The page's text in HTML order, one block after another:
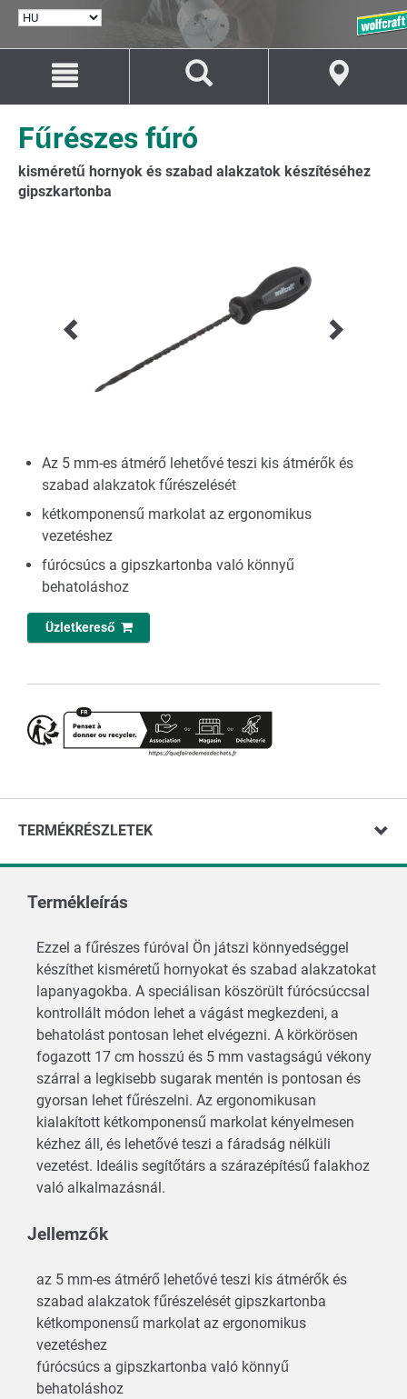
KIVÁLASZTÁSA
tartalomhoz
navigációhoz
Fűrészes fúró
kisméretű hornyok és szabad alakzatok készítéséhez
gipszkartonba
Az 5 mm-es átmérő lehetővé teszi kis átmérők és
szabad alakzatok fűrészelését
kétkomponensű markolat az ergonomikus
vezetéshez
fúrócsúcs a gipszkartonba való könnyű
behatoláshoz
Üzletkereső
TERMÉKRÉSZLETEK
Termékleírás
Ezzel a fűrészes fúróval Ön játszi könnyedséggel
készíthet kisméretű hornyokat és szabad alakzatokat
lapanyagokba. A speciálisan köszörült fúrócsúccsal
kontrollált módon lehet a vágást megkezdeni, a
behatolást pontosan lehet elvégezni. A körkörösen
fogazott 17 cm hosszú és 5 mm vastagságú vékony
szárral a legkisebb sugarak mentén is pontosan és
gyorsan lehet fűrészelni. Az ergonomikusan
kialakított kétkomponensű markolat kényelmesen
kézhez áll, és lehetővé teszi a fáradság nélküli
vezetést. Ideális segítőtárs a szárazépítésű falakhoz
való alkalmazásnál.
Jellemzők
az 5 mm-es átmérő lehetővé teszi kis átmérők és
szabad alakzatok fűrészelését gipszkartonba
kétkomponensű markolat az ergonomikus
vezetéshez
fúrócsúcs a gipszkartonba való könnyű
behatoláshoz